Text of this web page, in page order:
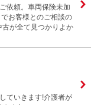
依頼。車両保険未加
お客様とのご相談の
が全て見つかりよか
ていきます!介護者が